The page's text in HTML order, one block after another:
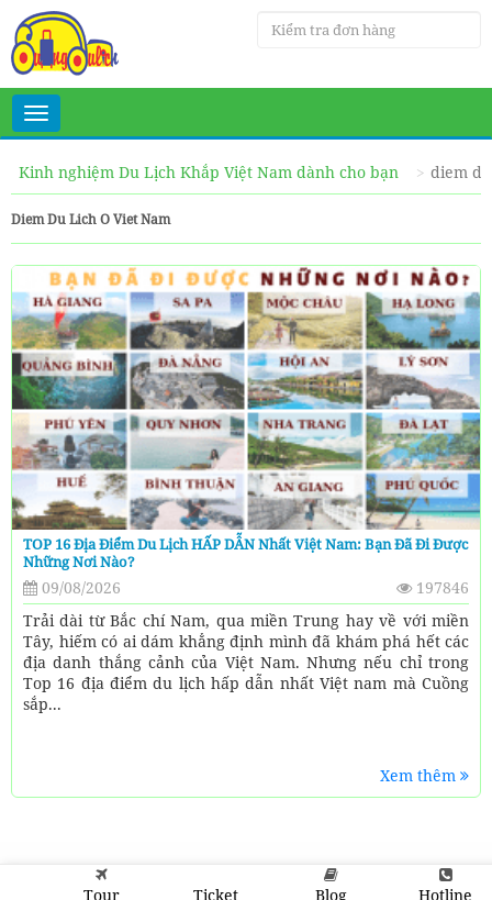
Toggle
navigation
Kinh nghiệm Du Lịch Khắp Việt Nam dành cho bạn
diem
Diem Du Lich O Viet Nam
TOP 16 Địa Điểm Du Lịch HẤP DẪN Nhất Việt Nam: Bạn Đã Đi Được
Những Nơi Nào?
09/08/2026
197846
Trải dài từ Bắc chí Nam, qua miền Trung hay về với miền
Tây, hiếm có ai dám khẳng định mình đã khám phá hết các
địa danh thắng cảnh của Việt Nam. Nhưng nếu chỉ trong
Top 16 địa điểm du lịch hấp dẫn nhất Việt nam mà Cuồng
sắp...
Xem thêm
Tour Ticket Blog Hotline